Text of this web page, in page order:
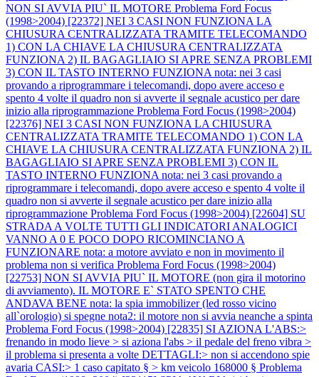
NON SI AVVIA PIU` IL MOTORE Problema Ford Focus
(1998>2004) [22372] NEI 3 CASI NON FUNZIONA LA
CHIUSURA CENTRALIZZATA TRAMITE TELECOMANDO
1) CON LA CHIAVE LA CHIUSURA CENTRALIZZATA
FUNZIONA 2) IL BAGAGLIAIO SI APRE SENZA PROBLEMI
3) CON IL TASTO INTERNO FUNZIONA nota: nei 3 casi
provando a riprogrammare i telecomandi, dopo avere acceso e
spento 4 volte il quadro non si avverte il segnale acustico per dare
inizio alla riprogrammazione Problema Ford Focus (1998>2004)
[22376] NEI 3 CASI NON FUNZIONA LA CHIUSURA
CENTRALIZZATA TRAMITE TELECOMANDO 1) CON LA
CHIAVE LA CHIUSURA CENTRALIZZATA FUNZIONA 2) IL
BAGAGLIAIO SI APRE SENZA PROBLEMI 3) CON IL
TASTO INTERNO FUNZIONA nota: nei 3 casi provando a
riprogrammare i telecomandi, dopo avere acceso e spento 4 volte il
quadro non si avverte il segnale acustico per dare inizio alla
riprogrammazione Problema Ford Focus (1998>2004) [22604] SU
STRADA A VOLTE TUTTI GLI INDICATORI ANALOGICI
VANNO A 0 E POCO DOPO RICOMINCIANO A
FUNZIONARE nota: a motore avviato e non in movimento il
problema non si verifica Problema Ford Focus (1998>2004)
[22753] NON SI AVVIA PIU` IL MOTORE (non gira il motorino
di avviamento). IL MOTORE E` STATO SPENTO CHE
ANDAVA BENE nota: la spia immobilizer (led rosso vicino
all`orologio) si spegne nota2: il motore non si avvia neanche a spinta
Problema Ford Focus (1998>2004) [22835] SI AZIONA L'ABS:>
frenando in modo lieve > si aziona l'abs > il pedale del freno vibra >
il problema si presenta a volte DETTAGLI:> non si accendono spie
avaria CASI:> 1 caso capitato § > km veicolo 168000 § Problema